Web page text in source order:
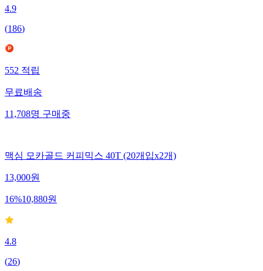
4.9
(186)
552적립
무료배송
11,708명구매중
맥심 모카골드 커피믹스 40T (20개입x2개)
13,000원
16%10,880원
4.8
(26)